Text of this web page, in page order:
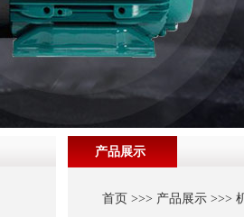
产品展示
首页 >>> 产品展示>>>